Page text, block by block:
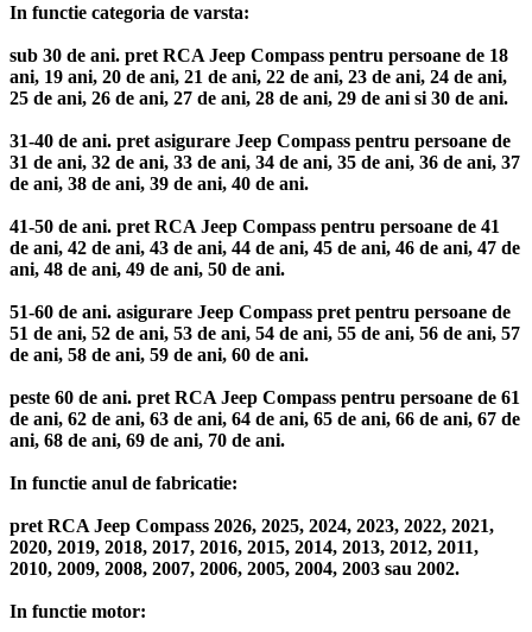
In functie categoria de varsta:
sub 30 de ani. pret RCA Jeep Compass pentru persoane de 18
ani, 19 ani, 20 de ani, 21 de ani, 22 de ani, 23 de ani, 24 de ani,
25 de ani, 26 de ani, 27 de ani, 28 de ani, 29 de ani si 30 de ani.
31-40 de ani. pret asigurare Jeep Compass pentru persoane de
31 de ani, 32 de ani, 33 de ani, 34 de ani, 35 de ani, 36 de ani, 37
de ani, 38 de ani, 39 de ani, 40 de ani.
41-50 de ani. pret RCA Jeep Compass pentru persoane de 41
de ani, 42 de ani, 43 de ani, 44 de ani, 45 de ani, 46 de ani, 47 de
ani, 48 de ani, 49 de ani, 50 de ani.
51-60 de ani. asigurare Jeep Compass pret pentru persoane de
51 de ani, 52 de ani, 53 de ani, 54 de ani, 55 de ani, 56 de ani, 57
de ani, 58 de ani, 59 de ani, 60 de ani.
peste 60 de ani. pret RCA Jeep Compass pentru persoane de 61
de ani, 62 de ani, 63 de ani, 64 de ani, 65 de ani, 66 de ani, 67 de
ani, 68 de ani, 69 de ani, 70 de ani.
In functie anul de fabricatie:
pret RCA Jeep Compass 2026, 2025, 2024, 2023, 2022, 2021,
2020, 2019, 2018, 2017, 2016, 2015, 2014, 2013, 2012, 2011,
2010, 2009, 2008, 2007, 2006, 2005, 2004, 2003 sau 2002.
In functie motor: